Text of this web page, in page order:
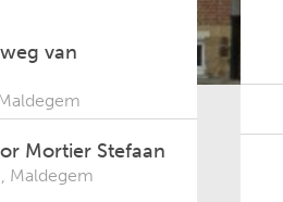
van
Mortier Stefaan
, Maldegem